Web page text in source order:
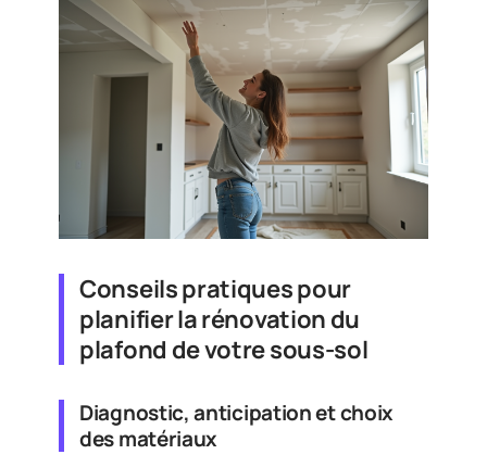
Conseils pratiques pour
planifier la rénovation du
plafond de votre sous-sol
Diagnostic, anticipation et choix
des matériaux